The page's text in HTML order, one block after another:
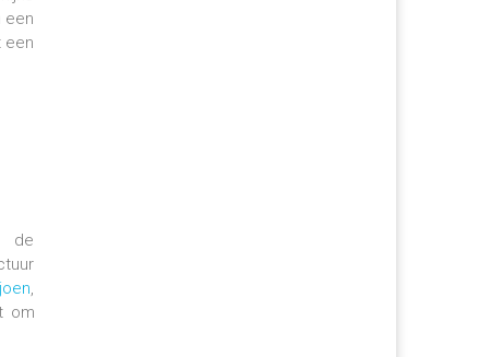
een
een
de
,
om